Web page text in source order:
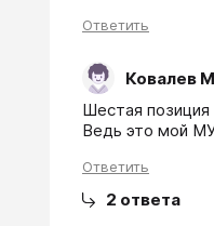
Ответить
Ковалев
Шестая
Ведь это мой
Ответить
2 ответа